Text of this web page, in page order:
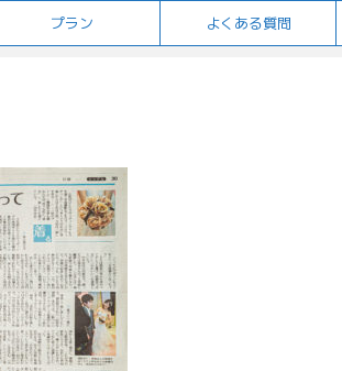
プラン よくある質問